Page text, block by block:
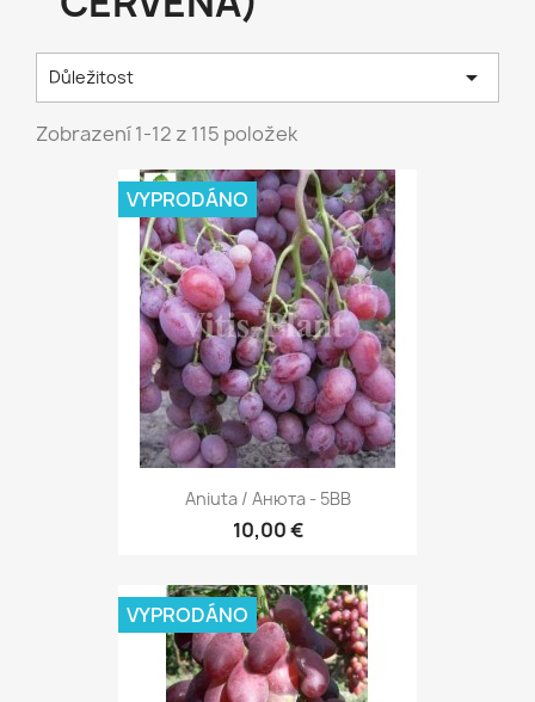
Důležitost 
Zobrazení 1-12 z 115 položek
Aniuta / Анюта - 5BB
10,00 €
VYPRODÁNO
VYPRODÁNO